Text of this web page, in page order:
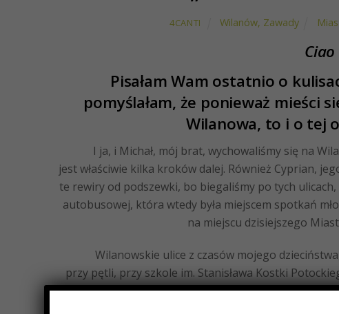
4CANTI Wilanów, Zawady
Ciao
Pisałam Wam ostatnio o
pomyślałam, że ponieważ mieści
Wilanowa, to i o tej
I ja, i Michał, mój brat, wychowaliśmy się na
jest właściwie kilka kroków dalej. Również Cyprian,
te rewiry od podszewki, bo biegaliśmy po tych
autobusowej, która wtedy była miejscem spotkań
na miejscu dzisiejszego
Wilanowskie ulice z czasów mojego dzieciństwa,
przy pętli, przy szkole im. Stanisława Kostki
luksusów. Domki, które nas otaczały, to były zwykłe